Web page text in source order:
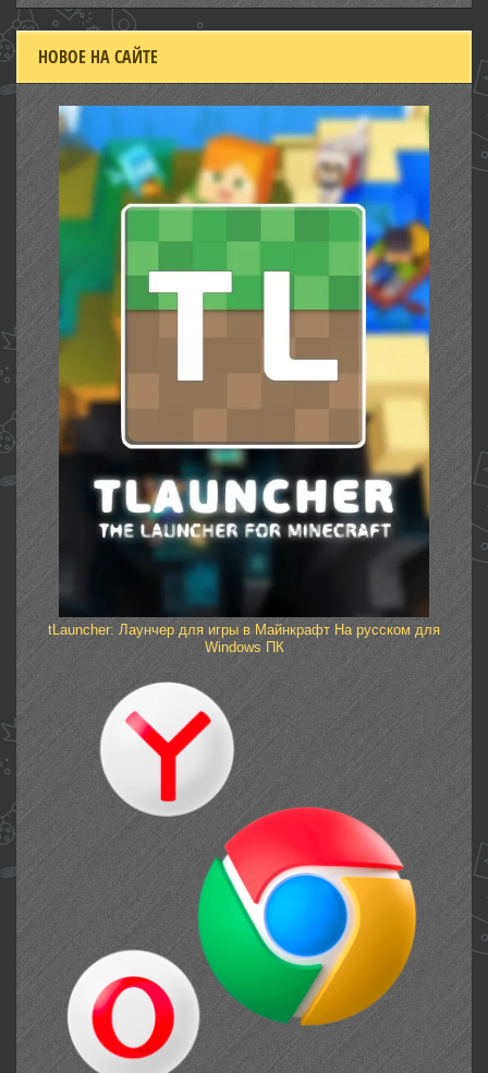
НОВОЕ НА САЙТЕ
tLauncher: Лаунчер для игры в Майнкрафт На русском для
Windows ПК